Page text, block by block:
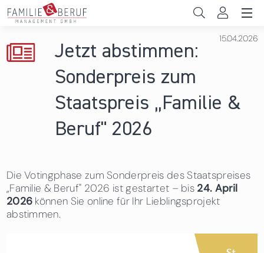
Direkt zum Inhalt
Hochschulen
Persönliche Vereinbarkeit
News & Events
Jetzt abstimmen:
Sonderpreis zum
Staatspreis „Familie &
Beruf" 2026
15.04.2026
Die Votingphase zum Sonderpreis des Staatspreises
„Familie & Beruf" 2026 ist gestartet – bis 24. April
2026 können Sie online für Ihr Lieblingsprojekt
abstimmen.